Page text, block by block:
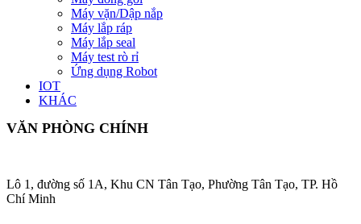
Máy vặn/Dập nắp
Máy lắp ráp
Máy lắp seal
Máy test rò rỉ
Ứng dụng Robot
IOT
KHÁC
VĂN PHÒNG CHÍNH
Lô 1, đường số 1A, Khu CN Tân Tạo, Phường Tân Tạo, TP. Hồ
Chí Minh